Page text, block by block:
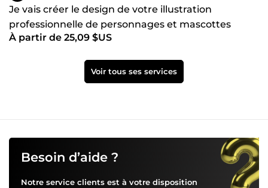
Je vais créer le design de votre illustration
professionnelle de personnages et mascottes
À partir de 25,09 $US
Voir tous ses services
Besoin d’aide ?
Notre service clients est à votre disposition